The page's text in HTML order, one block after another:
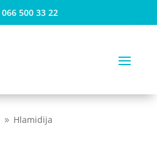
066 500 33 22
9 Hlamidija